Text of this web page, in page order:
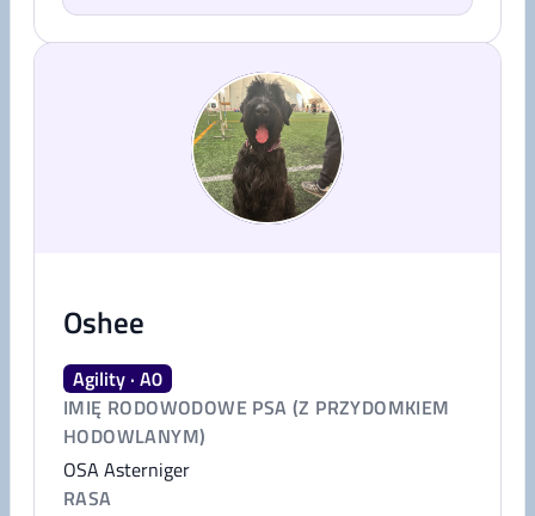
Oshee
Agility · A0
IMIĘ RODOWODOWE PSA (Z PRZYDOMKIEM
HODOWLANYM)
OSA Asterniger
RASA